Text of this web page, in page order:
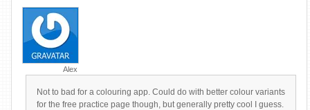
Alex
Not to bad for a colouring app. Could do with better colour variants
for the free practice page though, but generally pretty cool I guess.